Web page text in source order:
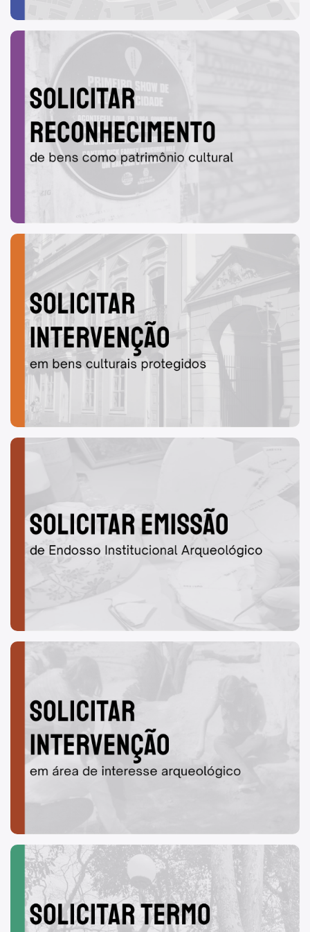
Guias de orientação
Publicações do DPH
Acervos
Monumentos e Obras de Arte
Arqueologia
Documentos e Biblioteca
Youtube
Notícias
Atendimento técnico
Fale com a Ouvidoria Geral do Município